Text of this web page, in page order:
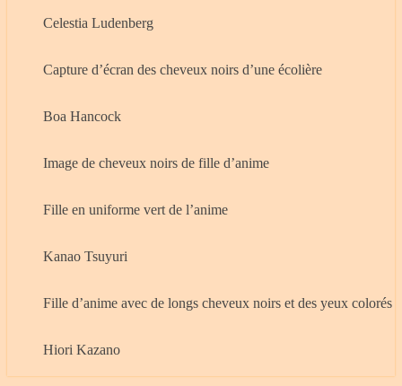
Celestia Ludenberg
Capture d’écran des cheveux noirs d’une écolière
Boa Hancock
Image de cheveux noirs de fille d’anime
Fille en uniforme vert de l’anime
Kanao Tsuyuri
Fille d’anime avec de longs cheveux noirs et des yeux colorés
Hiori Kazano